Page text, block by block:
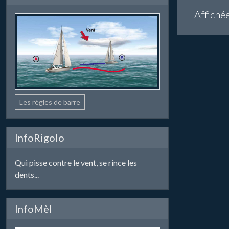
Les règles de barre
InfoRigolo
Qui pisse contre le vent, se rince les
dents...
InfoMèl